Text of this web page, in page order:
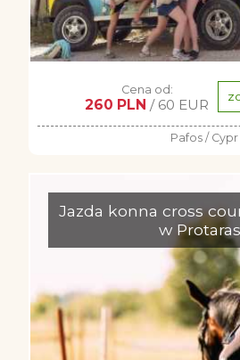
Cena od:
260 PLN / 60 EUR
Pafos / Cypr
Jazda konna cross
w Protaras